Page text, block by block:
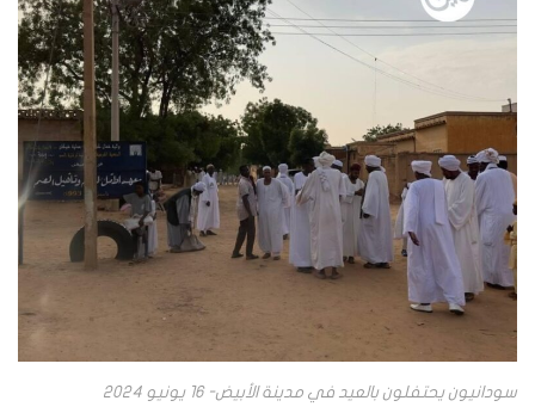
سودانيون يحتفلون بالعيد في مدينة الأبيض- 16 يونيو 2024